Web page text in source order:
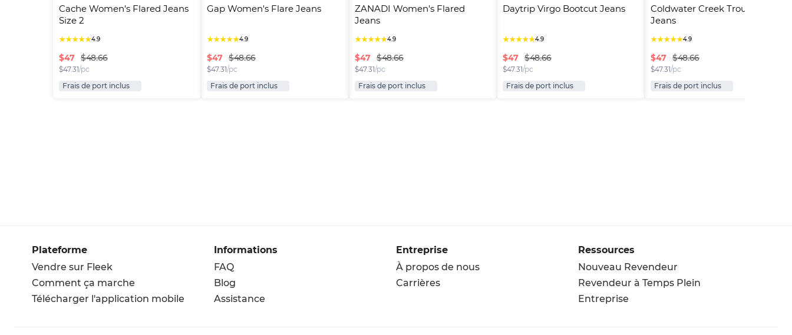
Cache Women's Flared Jeans
Size 2
★★★★★4.9
$47 $48.66
$47.31/pc
Frais de port inclus
Gap Women's Flare Jeans
★★★★★4.9
$47 $48.66
$47.31/pc
Frais de port inclus
ZANADI Women's Flared
Jeans
★★★★★4.9
$47 $48.66
$47.31/pc
Frais de port inclus
Daytrip Virgo Bootcut Jeans
★★★★★4.9
$47 $48.66
$47.31/pc
Frais de port inclus
Coldwater Creek Trouser Fit
Jeans
★★★★★4.9
$47 $48.66
$47.31/pc
Frais de port inclus
Plateforme
Vendre sur Fleek
Comment ça marche
Télécharger l'application mobile
Informations
FAQ
Blog
Assistance
Entreprise
À propos de nous
Carrières
Ressources
Nouveau Revendeur
Revendeur à Temps Plein
Entreprise